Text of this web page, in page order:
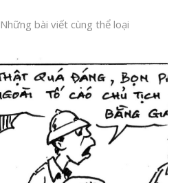
Những bài viết cùng thể loại